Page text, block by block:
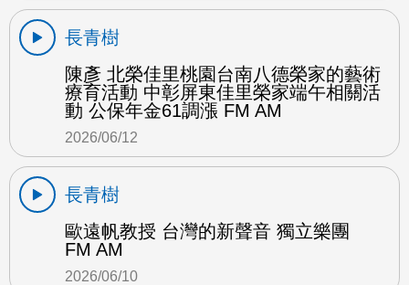
長青樹
陳彥 北榮佳里桃園台南八德榮家的藝術
療育活動 中彰屏東佳里榮家端午相關活
動 公保年金61調漲 FM AM
2026/06/12
長青樹
歐遠帆教授 台灣的新聲音 獨立樂團
FM AM
2026/06/10